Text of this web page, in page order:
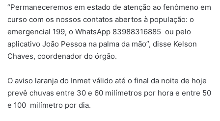
“Permaneceremos em estado de atenção ao fenômeno em
curso com os nossos contatos abertos à população: o
emergencial 199, o WhatsApp 83988316885 ou pelo
aplicativo João Pessoa na palma da mão”, disse Kelson
Chaves, coordenador do órgão.
O aviso laranja do Inmet válido até o final da noite de hoje
prevê chuvas entre 30 e 60 milímetros por hora e entre 50
e 100 milímetro por dia.